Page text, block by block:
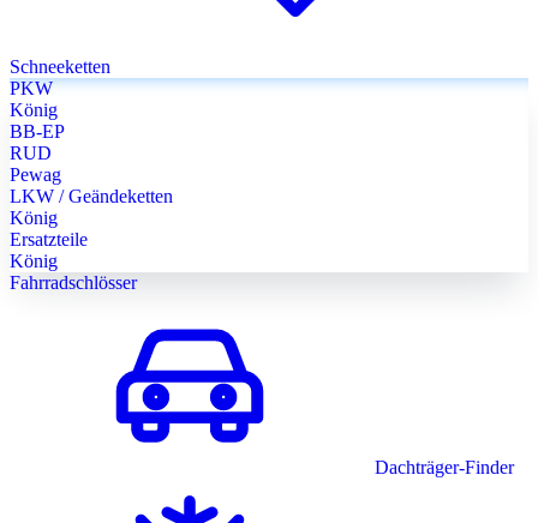
Schneeketten
PKW
König
BB-EP
RUD
Pewag
LKW / Geändeketten
König
Ersatzteile
König
Fahrradschlösser
Dachträger-Finder